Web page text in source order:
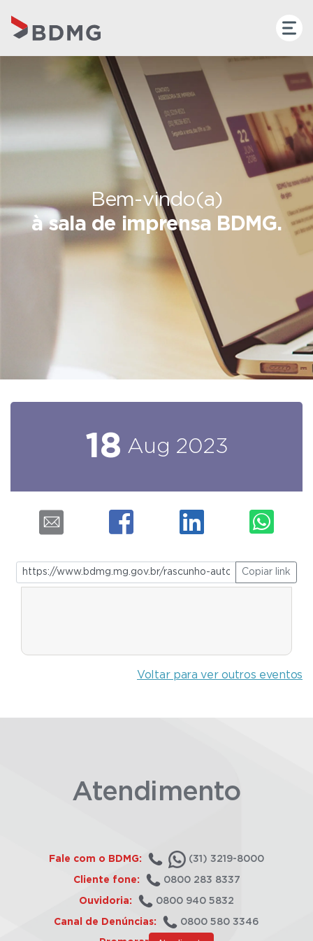
Bem-vindo(a)
à sala de imprensa BDMG.
18 Aug 2023
Copiar link
Voltar para ver outros eventos
Atendimento
Fale com o BDMG: (31) 3219-8000
Cliente fone: 0800 283 8337
Ouvidoria: 0800 940 5832
Canal de Denúncias: 0800 580 3346